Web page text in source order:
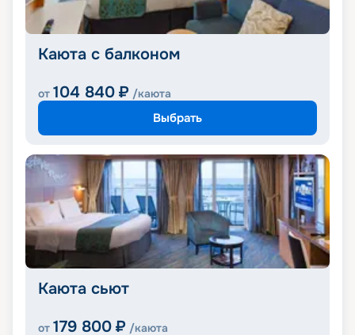
Каюта с балконом
от 104 840 ₽ /каюта
Выбрать
Каюта сьют
от 179 800 ₽ /каюта